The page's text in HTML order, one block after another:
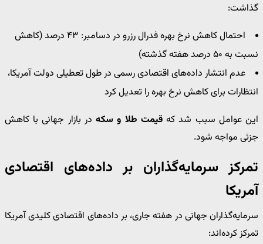
گذاشت:
احتمال کاهش نرخ بهره فدرال رزرو در دسامبر: ۴۳ درصد (کاهش
نسبت به ۵۰ درصد هفته گذشته)
عدم انتشار داده‌های اقتصادی رسمی در طول تعطیلی دولت آمریکا،
انتظارات برای کاهش نرخ بهره را تعدیل کرد
این عوامل سبب شد کهقیمت طلا و سکهدر بازار جهانی با کاهش
جزئی مواجه شود.
تمرکز سرمایه‌گذاران بر داده‌های اقتصادی
آمریکا
سرمایه‌گذاران جهانی در هفته جاری، بر داده‌های اقتصادی کلیدی آمریکا
تمرکز کرده‌اند: